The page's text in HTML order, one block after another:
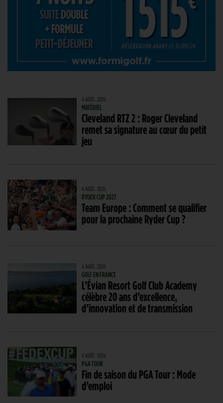
4 AOÛT. 2026
MATÉRIEL
Cleveland RTZ 2 : Roger Cleveland
remet sa signature au cœur du petit
jeu
4 AOÛT. 2026
RYDER CUP 2027
Team Europe : Comment se qualifier
pour la prochaine Ryder Cup ?
4 AOÛT. 2026
GOLF EN FRANCE
L’Évian Resort Golf Club Academy
célèbre 20 ans d’excellence,
d’innovation et de transmission
4 AOÛT. 2026
PGA TOUR
Fin de saison du PGA Tour : Mode
d’emploi